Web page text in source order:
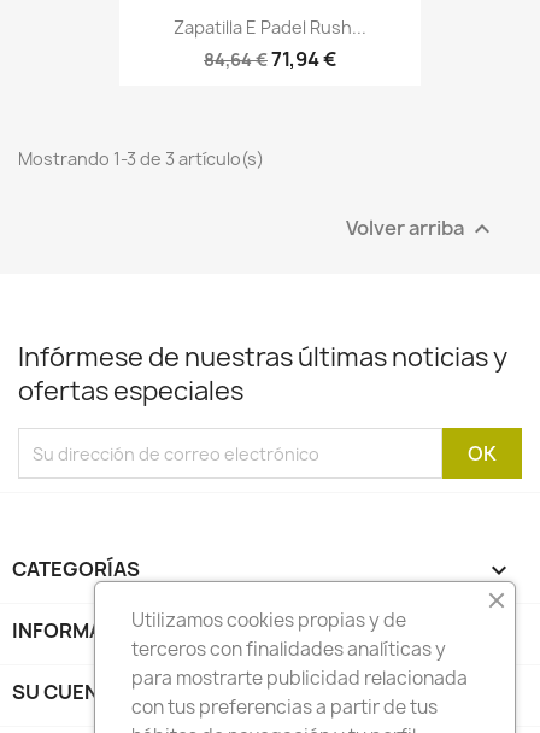
Zapatilla E Padel Rush...
84,64 €71,94 €
Mostrando 1-3 de 3 artículo(s)
Volver arriba 
Infórmese de nuestras últimas noticias y
ofertas especiales
CATEGORÍAS 
INFORMACIÓN
SU CUENTA
Utilizamos cookies propias y de
terceros con finalidades analíticas y
para mostrarte publicidad relacionada
con tus preferencias a partir de tus